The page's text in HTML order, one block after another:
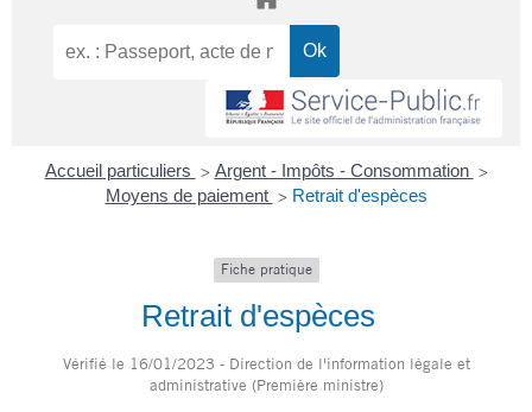
Accueil particuliers > Argent - Impôts - Consommation >
Moyens de paiement > Retrait d'espèces
Fiche pratique
Retrait d'espèces
Vérifié le 16/01/2023 - Direction de l'information légale et
administrative (Première ministre)